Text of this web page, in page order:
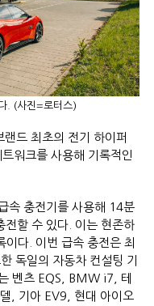
. (사진=로터스)
드 최초의 전기 하이퍼
워크를 사용해 기록적인
속 충전기를 사용해 14분
할 수 있다. 이는 현존하
다. 이번 급속 충전은 최
독일의 자동차 컨설팅 기
벤츠 EQS, BMW i7, 테
, 기아 EV9, 현대 아이오